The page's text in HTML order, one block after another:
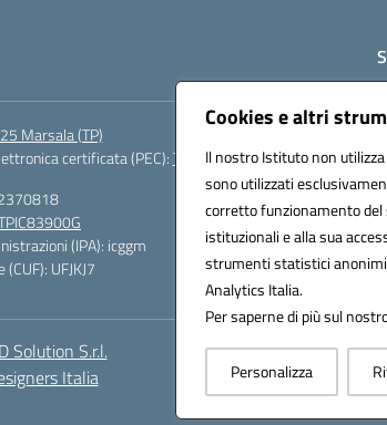
Cookies e altri
Il nostro Istituto non
sono utilizzati
corretto funzionamento
istituzionali e alla sua
strumenti statistici
Analytics Italia.
Per saperne di più sul
Personalizza
Marsala (TP)
certificata (PEC):TPIC83900G@pec.istruzione.it
(IPA): icggm
UFJKJ7
Solution S.r.l.
Italia